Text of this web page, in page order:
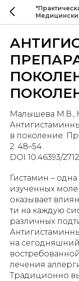
Малышева М.В.,
в поколение.
2: 48–54.
DOI 10.46393/
Гистамин –
изученных
оказывает
ти на каждую
различных
на
лечения
Традиционно